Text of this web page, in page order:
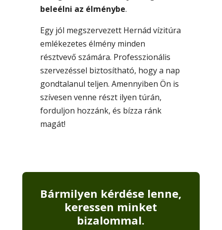
beleélni az élménybe.
Egy jól megszervezett Hernád vízitúra
emlékezetes élmény minden
résztvevő számára. Professzionális
szervezéssel biztosítható, hogy a nap
gondtalanul teljen. Amennyiben Ön is
szívesen venne részt ilyen túrán,
forduljon hozzánk, és bízza ránk
magát!
Bármilyen kérdése lenne,
keressen minket
bizalommal.